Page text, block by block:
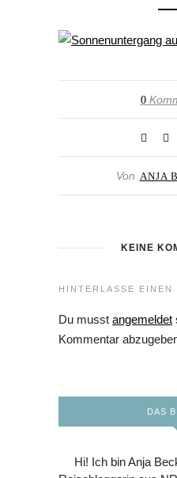
0
Von ANJA
KEINE
HINTERLASSE EINEN
Du musst angemeldet
Kommentar
DAS
Hi! Ich bin Anja